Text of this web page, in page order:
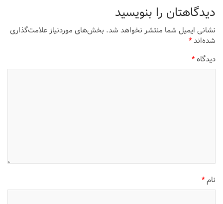
دیدگاهتان را بنویسید
نشانی ایمیل شما منتشر نخواهد شد.بخش‌های موردنیاز علامت‌گذاری
شده‌اند*
دیدگاه*
نام*